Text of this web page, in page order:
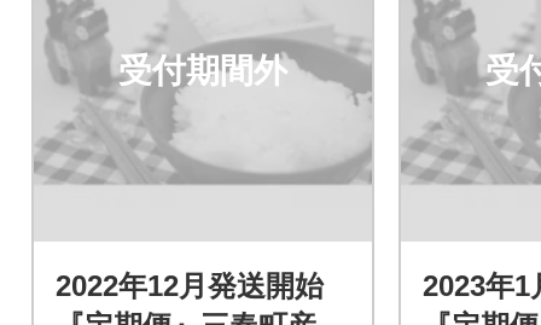
受付期間外
2022年12月発送開始
受
2023年1